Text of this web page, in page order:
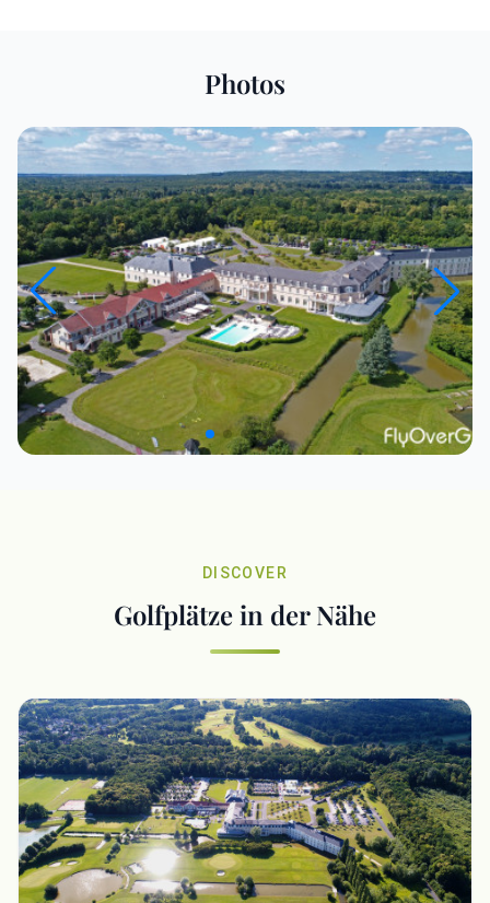
Photos
DISCOVER
Golfplätze in der Nähe